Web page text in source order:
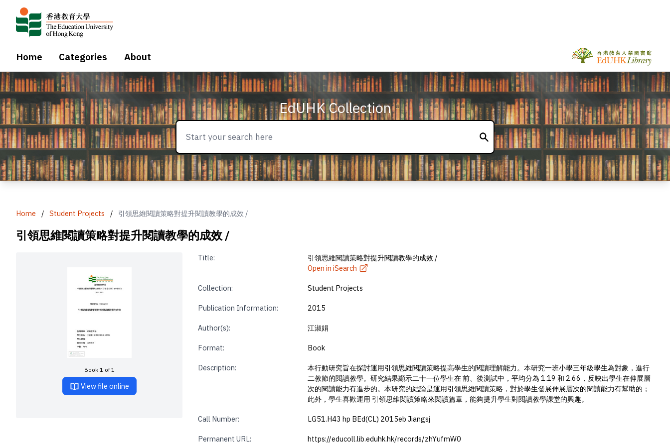
Home Categories About
EdUHK Collection
Home / Student Projects / 引領思維閱讀策略對提升閱讀教學的成效 /
引領思維閱讀策略對提升閱讀教學的成效 /
Book 1 of 1
View file online
Title:
引領思維閱讀策略對提升閱讀教學的成效 /
Open in iSearch
Collection: Student Projects
Publication Information: 2015
Author(s): 江淑娟
Format: Book
Description:
本行動研究旨在探討運用引領思維閱讀策略提高學生的閱讀理解能力。本研究一班小學三年級學生為對象，進行
二教節的閱讀教學。研究結果顯示二十一位學生在 前、後測試中，平均分為 1.19 和 2.66，反映出學生在伸展層
次的閱讀能力有進步的。本研究的結論是運用引領思維閱讀策略，對於學生發展伸展層次的閱讀能力有幫助的；
此外，學生喜歡運用 引領思維閱讀策略來閱讀篇章，能夠提升學生對閱讀教學課堂的興趣。
Call Number: LG51.H43 hp BEd(CL) 2015eb Jiangsj
Permanent URL: https://educoll.lib.eduhk.hk/records/zhYufmW0